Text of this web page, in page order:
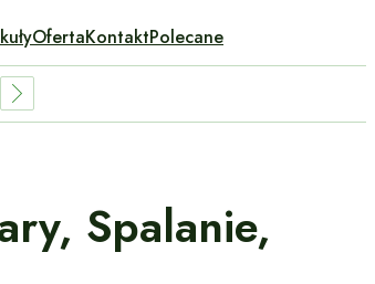
OfertaKontaktPolecane
Spalanie,